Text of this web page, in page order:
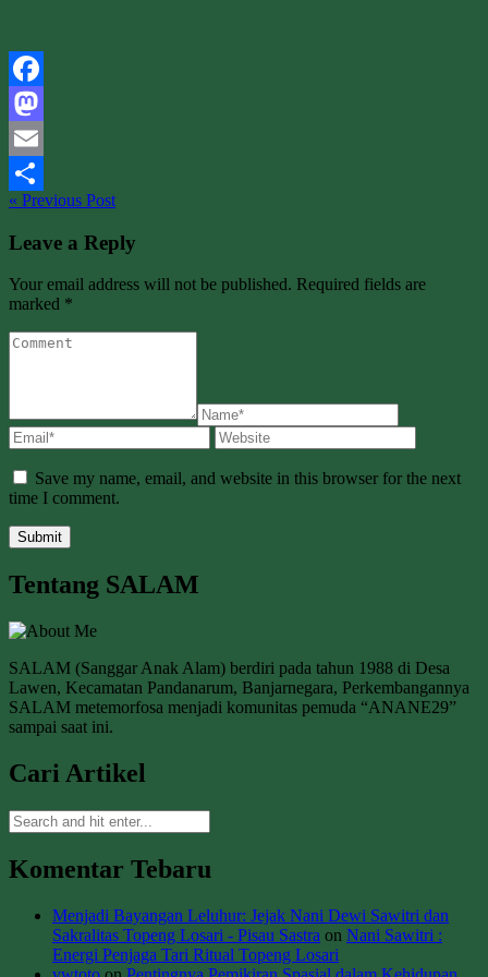
Facebook
Mastodon
Email
Share
« Previous Post
Leave a Reply
Your email address will not be published. Required fields are
marked *
Save my name, email, and website in this browser for the next
time I comment.
Tentang SALAM
SALAM (Sanggar Anak Alam) berdiri pada tahun 1988 di Desa
Lawen, Kecamatan Pandanarum, Banjarnegara, Perkembangannya
SALAM metemorfosa menjadi komunitas pemuda “ANANE29”
sampai saat ini.
Cari Artikel
Komentar Tebaru
Menjadi Bayangan Leluhur: Jejak Nani Dewi Sawitri dan
Sakralitas Topeng Losari - Pisau Sastra on Nani Sawitri :
Energi Penjaga Tari Ritual Topeng Losari